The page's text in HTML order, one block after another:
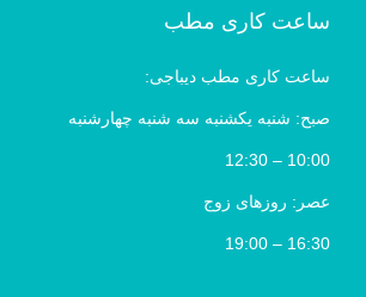
ساعت کاری مطب
ساعت کاری مطب دیباجی:
صبح: شنبه یکشنبه سه شنبه چهارشنبه
10:00 – 12:30
عصر: روزهای زوج
16:30 – 19:00